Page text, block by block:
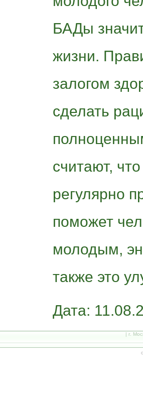
БАДы
жизни.
залогом
сделать
считают,
регулярно
поможет
молодым,
также это
Дата:
| г.